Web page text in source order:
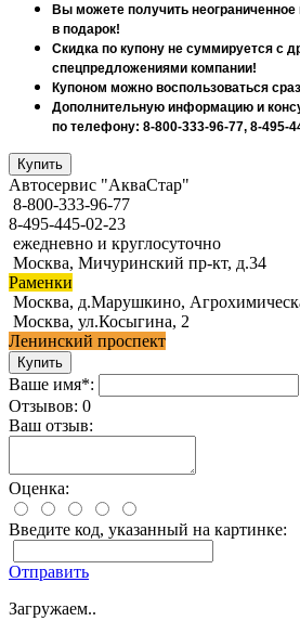
Вы можете получить неограниченное
в подарок!
Скидка по купону не суммируется с
спецпредложениями компании!
Купоном можно воспользоваться
Дополнительную информацию и
по телефону: 8-800-333-96-77, 8-495-
Автосервис "АкваСтар"
8-800-333-96-77
8-495-445-02-23
ежедневно и круглосуточно
Москва, Мичуринский пр-кт, д.34
Раменки
Москва, д.Марушкино,
Москва, ул.Косыгина, 2
Ленинский проспект
Ваше имя*:
Отзывов: 0
Ваш отзыв:
Оценка:
Введите код, указанный на картинке:
Отправить
Загружаем..